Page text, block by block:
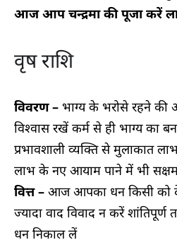
आज आप चन्द्रमा की पूजा करें
वृष राशि
विवरण – भाग्य के भरोसे रहने की
विश्वास रखें कर्म से ही भाग्य का
प्रभावशाली व्यक्ति से मुलाकात
लाभ के नए आयाम पाने में भी
वित्त – आज आपका धन किसी को
ज्यादा वाद विवाद न करें
धन निकाल लें